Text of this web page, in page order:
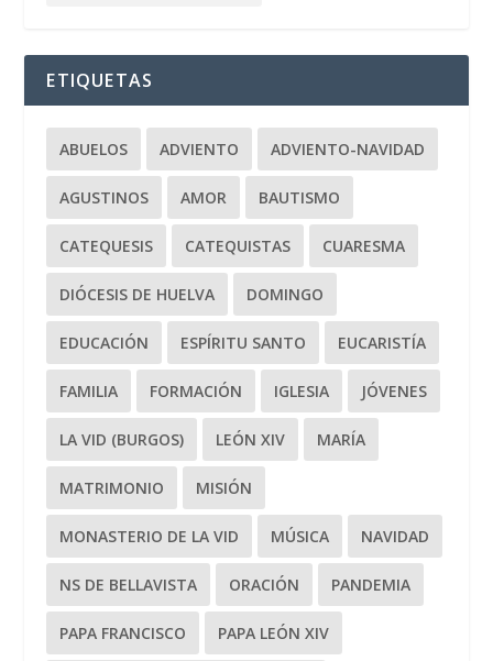
ETIQUETAS
ABUELOS ADVIENTO ADVIENTO-NAVIDAD
AGUSTINOS AMOR BAUTISMO
CATEQUESIS CATEQUISTAS CUARESMA
DIÓCESIS DE HUELVA DOMINGO
EDUCACIÓN ESPÍRITU SANTO EUCARISTÍA
FAMILIA FORMACIÓN IGLESIA JÓVENES
LA VID (BURGOS) LEÓN XIV MARÍA
MATRIMONIO MISIÓN
MONASTERIO DE LA VID MÚSICA NAVIDAD
NS DE BELLAVISTA ORACIÓN PANDEMIA
PAPA FRANCISCO PAPA LEÓN XIV